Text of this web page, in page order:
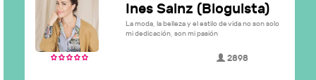
Ines Sainz (Bloguista)
La moda, la belleza y el estilo de vida no son solo
mi dedicación, son mi pasión
2898